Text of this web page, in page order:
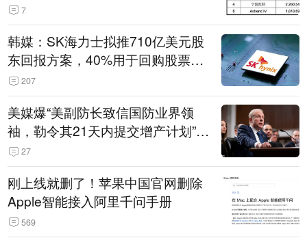
7
韩媒：SK海力士拟推710亿美元股
东回报方案，40%用于回购股票，
相当于美股发行规模
207
美媒爆“美副防长致信国防业界领
袖，勒令其21天内提交增产计划”，
五角大楼回应
27
刚上线就删了！苹果中国官网删除
Apple智能接入阿里千问手册
569